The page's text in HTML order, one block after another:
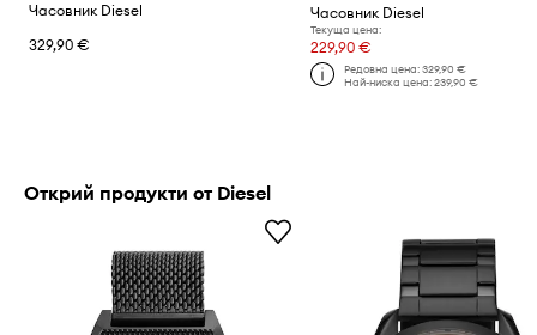
Часовник Diesel
329,90 €
Часовник Diesel
Текуща цена:
229,90 €
Редовна цена: 329,90 €
Най-ниска цена: 239,90 €
Открий продукти от Diesel